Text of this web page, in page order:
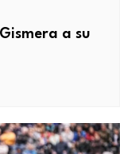
a su